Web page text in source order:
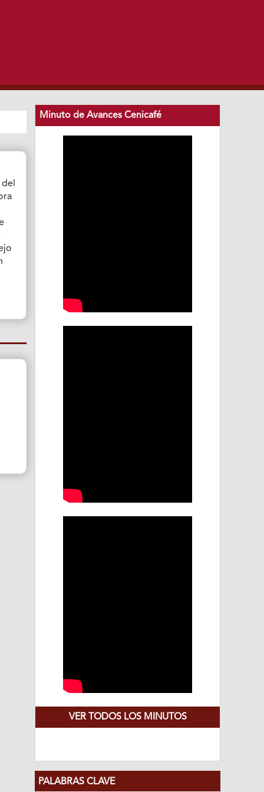
Minuto de Avances Cenicafé
VER TODOS LOS MINUTOS
PALABRAS CLAVE